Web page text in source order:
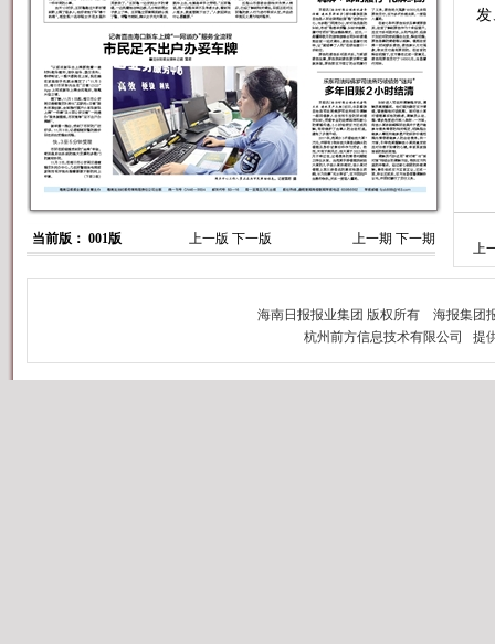
当前版： 001版 上一版 下一版 上一期 下一期
发
上